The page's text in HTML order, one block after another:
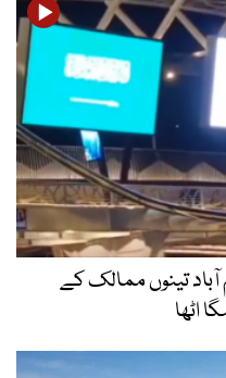
تینوں ممالک کے
اٹھا